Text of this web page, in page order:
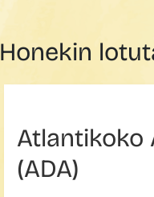
Honekin
Atlantikoko
(ADA)